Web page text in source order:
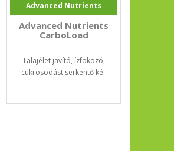
Advanced Nutrients
Advanced Nutrients
CarboLoad
Talajélet javító, ízfokozó,
cukrosodást serkentő ké..